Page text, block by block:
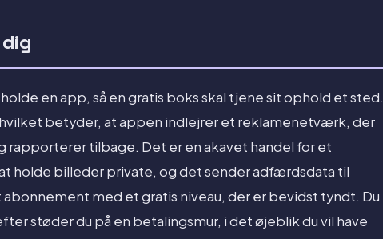
en app, så en gratis boks skal tjene sit ophold et sted.
betyder, at appen indlejrer et reklamenetværk, der
rapporterer tilbage. Det er en akavet handel for et
holde billeder private, og det sender adfærdsdata til
med et gratis niveau, der er bevidst tyndt. Du
støder du på en betalingsmur, i det øjeblik du vil have